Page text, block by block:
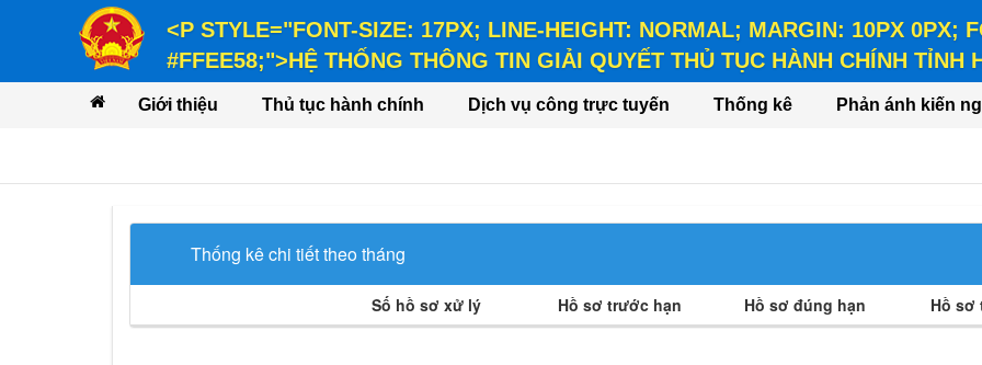
<P STYLE="FONT-SIZE: 17PX; LINE-HEIGHT: NORMAL; MARGIN: 10PX 0PX;
#FFEE58;">HỆ THỐNG THÔNG TIN GIẢI QUYẾT THỦ TỤC HÀNH CHÍNH TỈNH
<P STYLE="FONT-SIZE: 14PX; LINE-HEIGHT: NORMAL; MARGIN: 10PX 0PX; FONT-WEIGHT:
VỤ</P>
Giới thiệu Thủ tục hành chính Dịch vụ công trực tuyến Thống kê Phản ánh kiến
Thống kê chi tiết theo tháng
Số hồ sơ xử lý Hồ sơ trước hạn Hồ sơ đúng hạn Hồ sơ